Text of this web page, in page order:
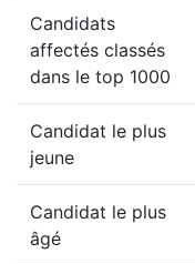
Candidats
affectés classés
dans le top 1000
Candidat le plus
jeune
Candidat le plus
âgé